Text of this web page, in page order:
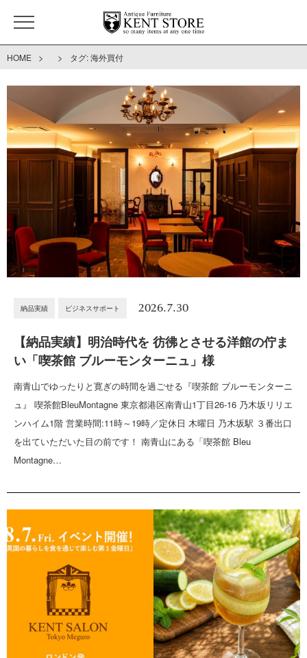
HOME > > タグ:海外買付
納品実績 ビジネスサポート 2026.7.30
【納品実績】明治時代を 彷彿とさせる洋館の佇ま
い「喫茶館 ブルーモンターニュ」様
南青山でゆったりと寛ぎの時間を過ごせる『喫茶館 ブルーモンターニ
ュ』 喫茶館BleuMontagne 東京都港区南青山1丁目26-16 乃木坂リリエ
ンハイム1階 営業時間:11時～19時／定休日 木曜日 乃木坂駅 ３番出口
を出ていただいた目の前です！ 南青山にある「喫茶館 Bleu
Montagne…